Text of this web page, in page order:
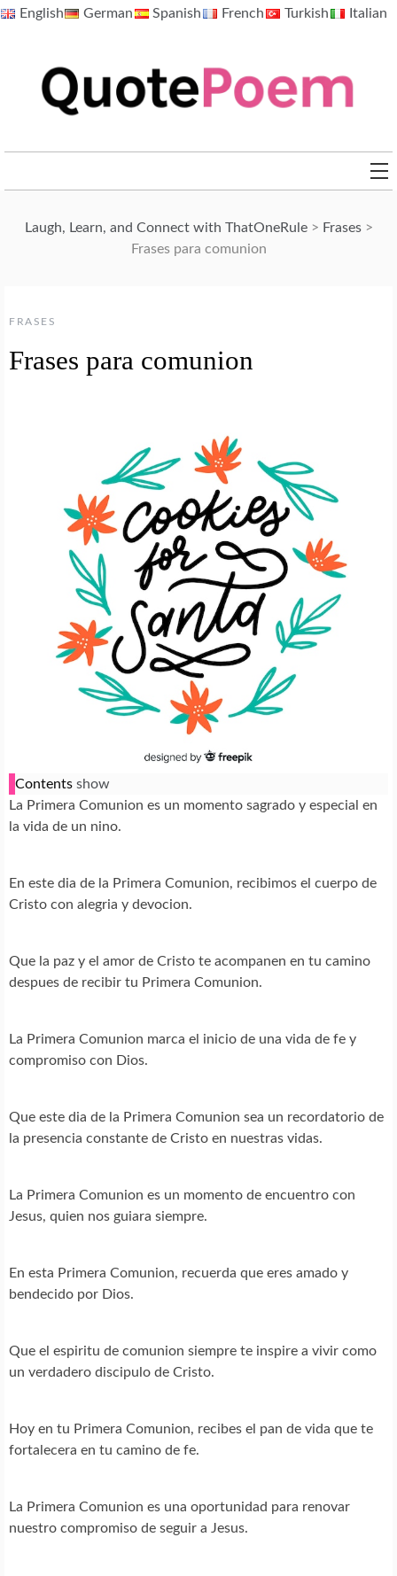
SkipEnglish German Spanish French Turkish Italian
Laugh, Learn, and Connect with ThatOneRule> Frases>
Frases para comunion
FRASES
Frases para comunion
Contents show
La Primera Comunion es un momento sagrado y especial en
la vida de un nino.
En este dia de la Primera Comunion, recibimos el cuerpo de
Cristo con alegria y devocion.
Que la paz y el amor de Cristo te acompanen en tu camino
despues de recibir tu Primera Comunion.
La Primera Comunion marca el inicio de una vida de fe y
compromiso con Dios.
Que este dia de la Primera Comunion sea un recordatorio de
la presencia constante de Cristo en nuestras vidas.
La Primera Comunion es un momento de encuentro con
Jesus, quien nos guiara siempre.
En esta Primera Comunion, recuerda que eres amado y
bendecido por Dios.
Que el espiritu de comunion siempre te inspire a vivir como
un verdadero discipulo de Cristo.
Hoy en tu Primera Comunion, recibes el pan de vida que te
fortalecera en tu camino de fe.
La Primera Comunion es una oportunidad para renovar
nuestro compromiso de seguir a Jesus.